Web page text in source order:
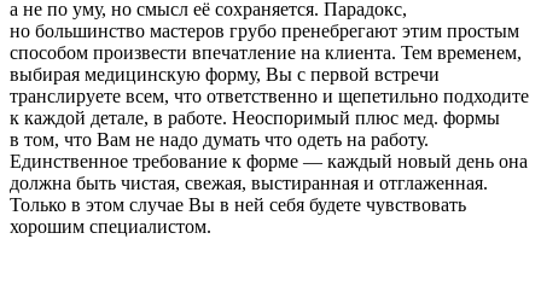
а не по уму, но смысл её сохраняется. Парадокс,
но большинство мастеров грубо пренебрегают этим простым
способом произвести впечатление на клиента. Тем временем,
выбирая медицинскую форму, Вы с первой встречи
транслируете всем, что ответственно и щепетильно подходите
к каждой детале, в работе. Неоспоримый плюс мед. формы
в том, что Вам не надо думать что одеть на работу.
Единственное требование к форме — каждый новый день она
должна быть чистая, свежая, выстиранная и отглаженная.
Только в этом случае Вы в ней себя будете чувствовать
хорошим специалистом.